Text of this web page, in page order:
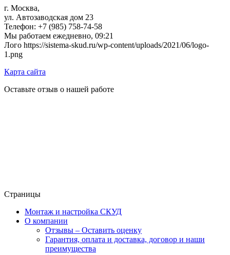
г. Москва,
ул. Автозаводская дом 23
Телефон: +7 (985) 758-74-58
Мы работаем ежедневно, 09:21
Лого https://sistema-skud.ru/wp-content/uploads/2021/06/logo-
1.png
Карта сайта
Оставьте отзыв о нашей работе
Страницы
Монтаж и настройка СКУД
О компании
Отзывы – Оставить оценку
Гарантия, оплата и доставка, договор и наши
преимущества